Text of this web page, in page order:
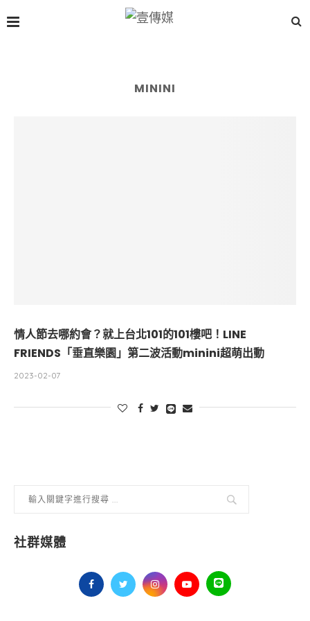
MININI
情人節去哪約會？就上台北101的101樓吧！LINE
FRIENDS「垂直樂園」第二波活動minini超萌出動
2023-02-07
社群媒體